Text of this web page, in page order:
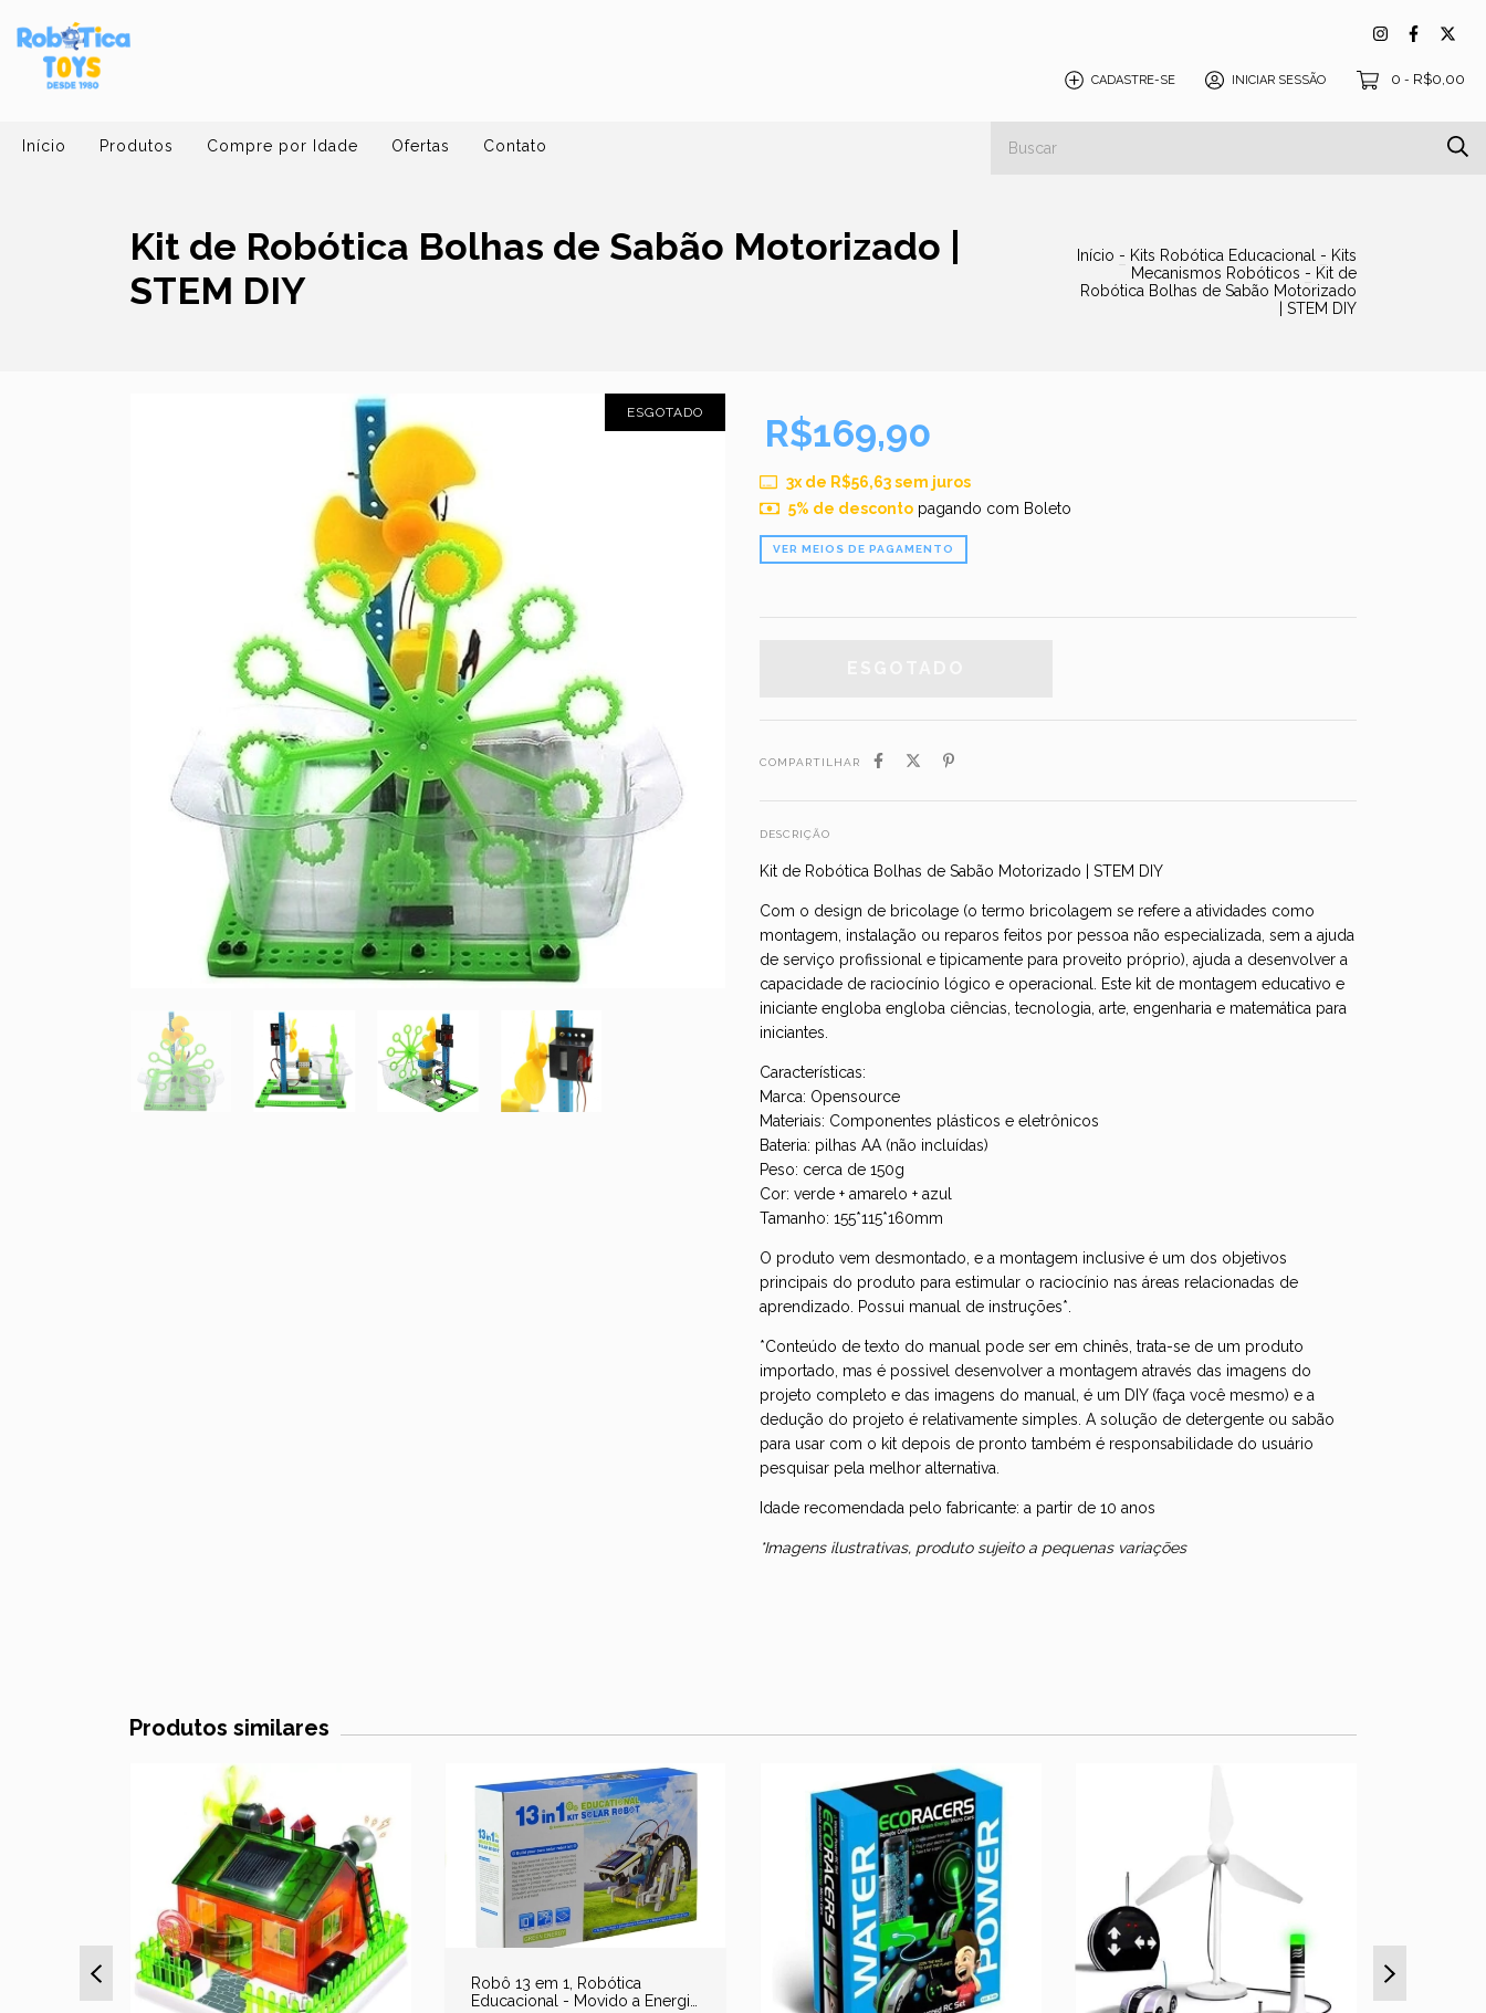
CADASTRE-SE INICIAR SESSÃO 0 - R$0,00
Início Produtos Compre por Idade Ofertas Contato
Kit de Robótica Bolhas de Sabão Motorizado |
STEM DIY
Início - Kits Robótica Educacional - Kits
Mecanismos Robóticos - Kit de
Robótica Bolhas de Sabão Motorizado
| STEM DIY
ESGOTADO R$169,90
3x de R$56,63sem juros
5% de descontopagando com Boleto
VER MEIOS DE PAGAMENTO
COMPARTILHAR
DESCRIÇÃO
Kit de Robótica Bolhas de Sabão Motorizado | STEM DIY
Com o design de bricolage (o termo bricolagem se refere a atividades como
montagem, instalação ou reparos feitos por pessoa não especializada, sem a ajuda
de serviço profissional e tipicamente para proveito próprio), ajuda a desenvolver a
capacidade de raciocínio lógico e operacional. Este kit de montagem educativo e
iniciante engloba engloba ciências, tecnologia, arte, engenharia e matemática para
iniciantes.
Características:
Marca: Opensource
Materiais: Componentes plásticos e eletrônicos
Bateria: pilhas AA (não incluídas)
Peso: cerca de 150g
Cor: verde + amarelo + azul
Tamanho: 155*115*160mm
O produto vem desmontado, e a montagem inclusive é um dos objetivos
principais do produto para estimular o raciocínio nas áreas relacionadas de
aprendizado. Possui manual de instruções*.
*Conteúdo de texto do manual pode ser em chinês, trata-se de um produto
importado, mas é possivel desenvolver a montagem através das imagens do
projeto completo e das imagens do manual, é um DIY (faça você mesmo) e a
dedução do projeto é relativamente simples. A solução de detergente ou sabão
para usar com o kit depois de pronto também é responsabilidade do usuário
pesquisar pela melhor alternativa.
Idade recomendada pelo fabricante: a partir de 10 anos
*Imagens ilustrativas, produto sujeito a pequenas variações
Produtos similares
Robô 13 em 1, Robótica
Educacional - Movido a Energia